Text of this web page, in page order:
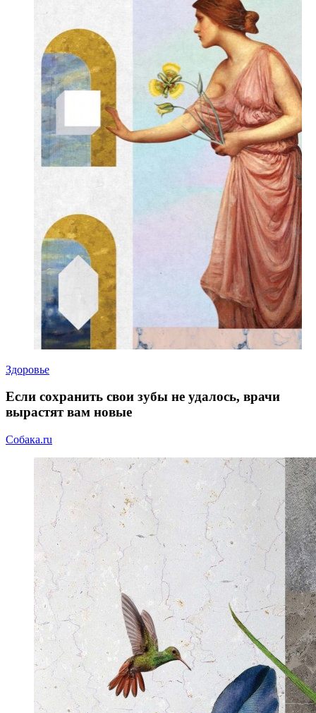
Здоровье
Если сохранить свои зубы не удалось, врачи
вырастят вам новые
Собака.ru